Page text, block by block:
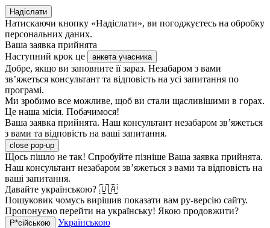
Надіслати
Натискаючи кнопку «Надіслати», ви погоджуєтесь на обробку
персональних даних.
Ваша заявка прийнята
Наступний крок це
анкета учасника
Добре, якщо ви заповните її зараз. Незабаром з вами
зв’яжеться консультант та відповість на усі запитання по
програмі.
Ми зробимо все можливе, щоб ви стали щасливішими в горах.
Це наша місія. Побачимося!
Ваша заявка прийнята. Наш консультант незабаром зв’яжеться
з вами та відповість на ваші запитання.
close pop-up
Щось пішло не так! Спробуйте пізніше Ваша заявка прийнята.
Наш консультант незабаром зв’яжеться з вами та відповість на
ваші запитання.
Давайте українською? 🇺🇦
Пошуковик чомусь вирішив показати вам ру-версію сайту.
Пропонуємо перейти на українську! Якою продовжити?
Р*сійською Українською